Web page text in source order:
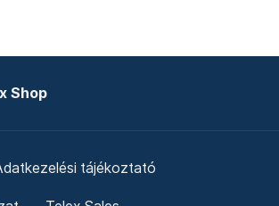
Shop
tájékoztató